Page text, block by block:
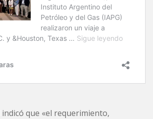
que «el requerimiento,